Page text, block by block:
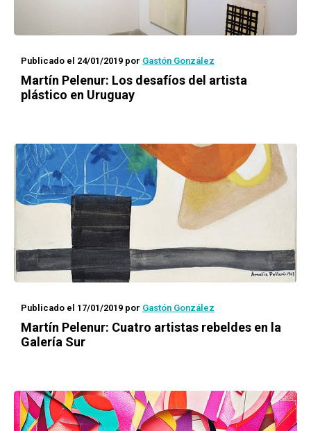
Publicado el 24/01/2019 por Gastón González
Martín Pelenur: Los desafíos del artista
plástico en Uruguay
Publicado el 17/01/2019 por Gastón González
Martín Pelenur: Cuatro artistas rebeldes en la
Galería Sur